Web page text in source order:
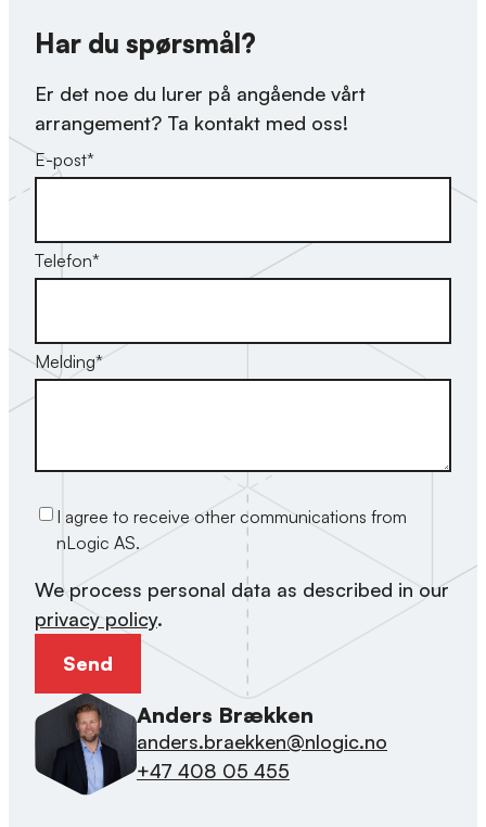
Har du spørsmål?
Er det noe du lurer på angående vårt
arrangement? Ta kontakt med oss!
E-post*
Telefon*
Melding*
I agree to receive other communications from
nLogic AS.
We process personal data as described in our
privacy policy.
Anders Brækken
anders.braekken@nlogic.no
+47 408 05 455